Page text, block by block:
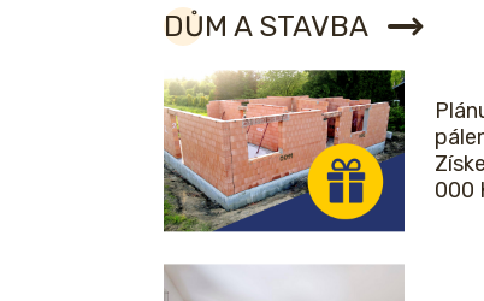
DŮM A STAVBA
000